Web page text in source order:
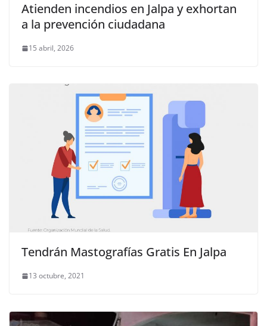
Atienden incendios en Jalpa y exhortan
a la prevención ciudadana
15 abril, 2026
Tendrán Mastografías Gratis En Jalpa
13 octubre, 2021